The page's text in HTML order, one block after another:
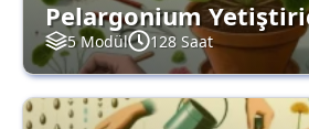
Pelargonium
5 Modül 128 Saat